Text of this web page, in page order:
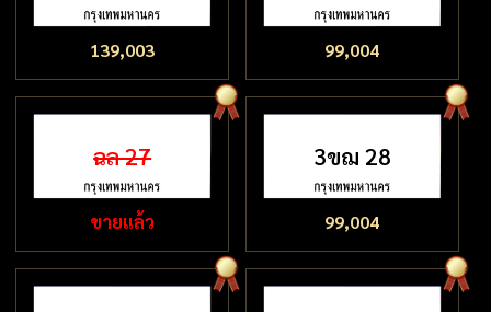
139,003 99,004
ฉล 27
ขายแล้ว
3ขฌ 28
99,004